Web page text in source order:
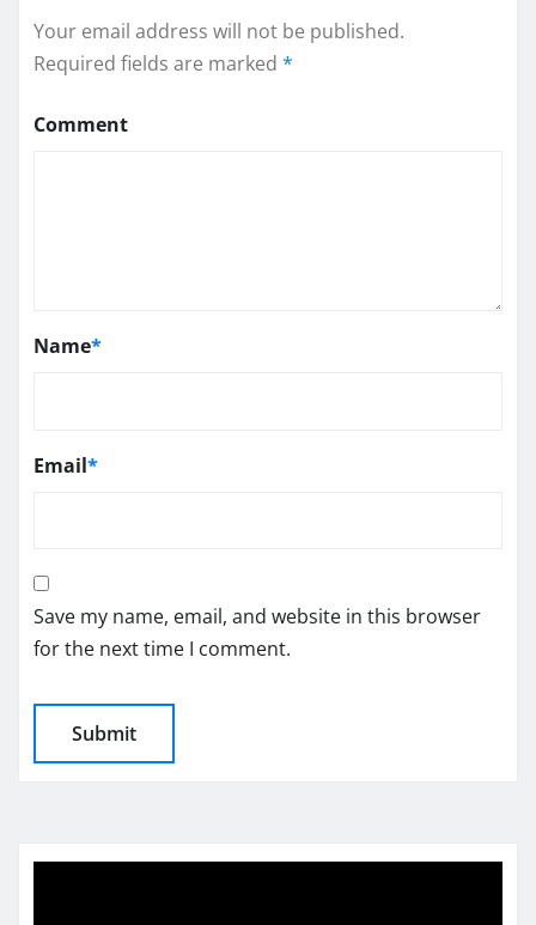
Your email address will not be published.
Required fields are marked *
Comment
Name*
Email*
Save my name, email, and website in this browser
for the next time I comment.